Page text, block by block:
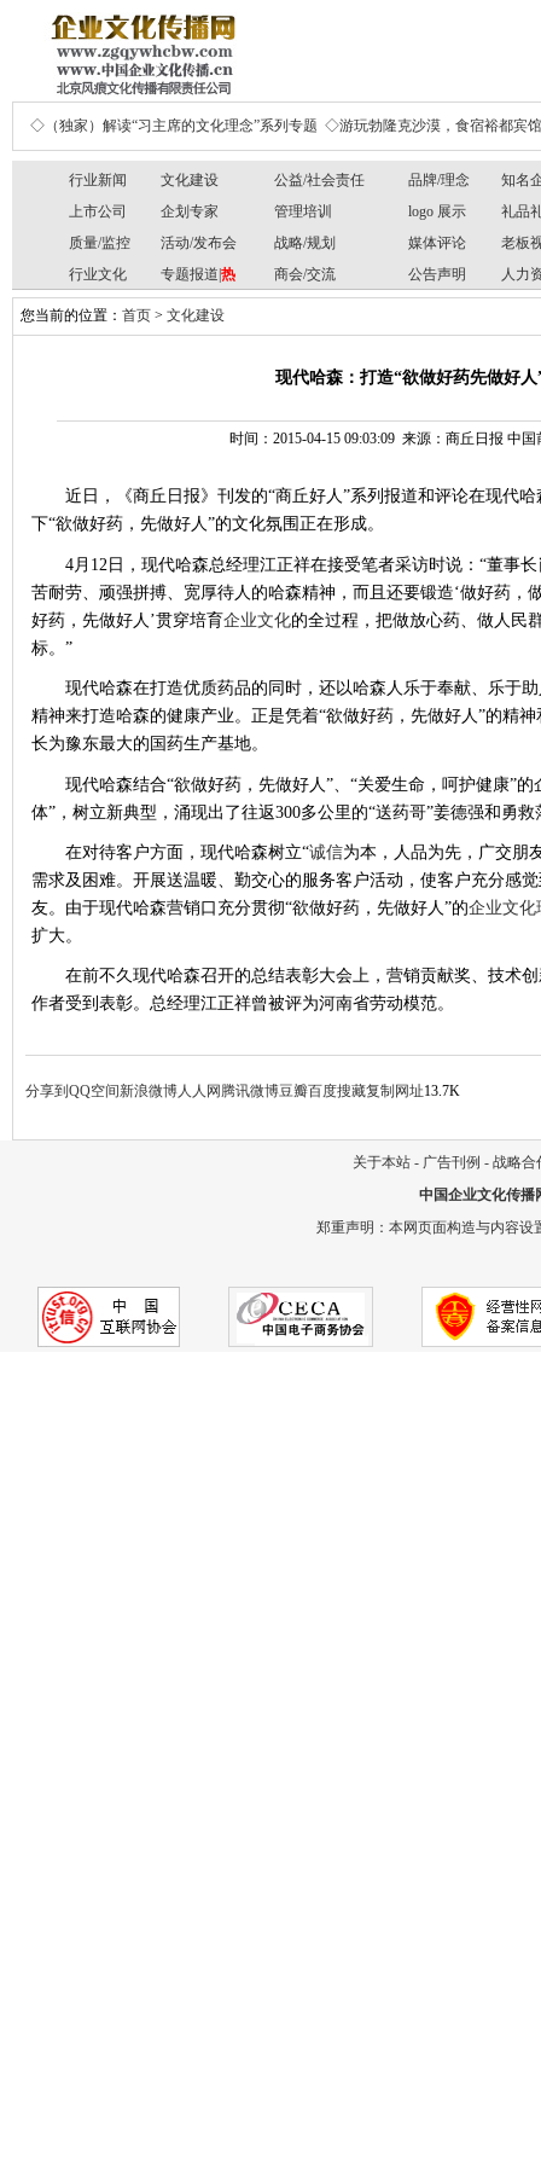
◇（独家）解读“习主席的文化理念”系列专题 ◇游玩勃隆克沙漠，食宿裕都宾馆
行业新闻 文化建设 公益/社会责任 品牌/理念
知名
上市公司
企划专家 管理培训 logo 展示
礼品
质量/监控
活动/发布会 战略/规划 媒体评论
老板
行业文化
专题报道| 热 商会/交流 公告声明 人力
您当前的位置： 首页 > 文化建设
现代哈森：打造“欲做好药先做好人
时间：2015-04-15 09:03:09 来源：商丘日报 中
近日，《商丘日报》刊发的“商丘好人”系列报道和评论在现代
下“欲做好药，先做好人”的文化氛围正在形成。
4月12日，现代哈森总经理江正祥在接受笔者采访时说：“董事
苦耐劳、顽强拼搏、宽厚待人的哈森精神，而且还要锻造‘做好药，
好药，先做好人’贯穿培育企业文化的全过程，把做放心药、做人民
标。”
现代哈森在打造优质药品的同时，还以哈森人乐于奉献、乐于
精神来打造哈森的健康产业。正是凭着“欲做好药，先做好人”的精
长为豫东最大的国药生产基地。
现代哈森结合“欲做好药，先做好人”、“关爱生命，呵护健康”的
体”，树立新典型，涌现出了往返300多公里的“送药哥”姜德强和勇
在对待客户方面，现代哈森树立“诚信为本，人品为先，广交朋
需求及困难。开展送温暖、勤交心的服务客户活动，使客户充分感
友。由于现代哈森营销口充分贯彻“欲做好药，先做好人”的企业文化
扩大。
在前不久现代哈森召开的总结表彰大会上，营销贡献奖、技术
作者受到表彰。总经理江正祥曾被评为河南省劳动模范。
分享到 QQ空间新浪微博人人网 腾讯微博豆瓣百度搜藏复制网址13.7K
关于本站 - 广告刊例 - 战略合
中国企业文化传播
郑重声明：本网页面构造与内容